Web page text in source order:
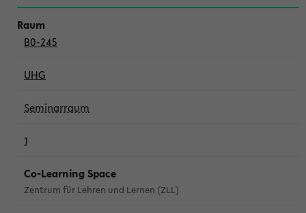
B0-245
UHG
Seminarraum
1
Co-Learning Space
Zentrum für Lehren und Lernen (ZLL)